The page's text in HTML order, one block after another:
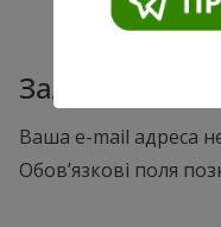
Залишити
Ваша e-mail адреса
Обов’язкові поля